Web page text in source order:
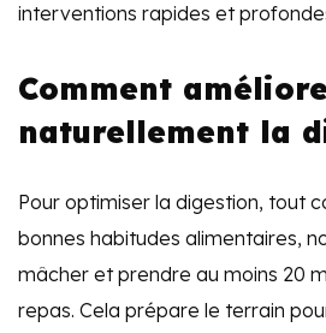
interventions rapides et
Comment
naturellement la
Pour optimiser la digestion, tout
bonnes habitudes alimentaires,
mâcher et prendre au moins 20
repas. Cela prépare le terrain